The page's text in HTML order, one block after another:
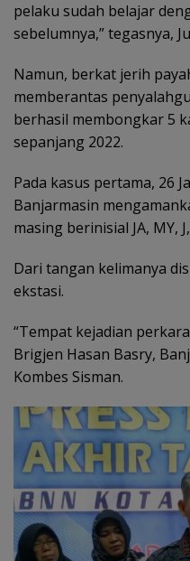
pelaku sudah belajar
sebelumnya,” tegasnya,
Namun, berkat jerih
memberantas
berhasil membongkar 5
sepanjang 2022.
Pada kasus pertama, 26
Banjarmasin
masing berinisial JA, MY,
Dari tangan kelimanya
ekstasi.
“Tempat kejadian
Brigjen Hasan Basry,
Kombes Sisman.